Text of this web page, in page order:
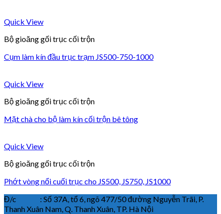
Quick View
Bộ gioăng gối trục cối trộn
Cụm làm kín đầu trục trạm JS500-750-1000
Quick View
Bộ gioăng gối trục cối trộn
Mặt chà cho bộ làm kín cối trộn bê tông
Quick View
Bộ gioăng gối trục cối trộn
Phớt vòng nổi cuối trục cho JS500, JS750, JS1000
Đ/c : Số 37A, tổ 6, ngõ 477/50 đường Nguyễn Trãi, P.
Thanh Xuân Nam, Q. Thanh Xuân, TP. Hà Nội